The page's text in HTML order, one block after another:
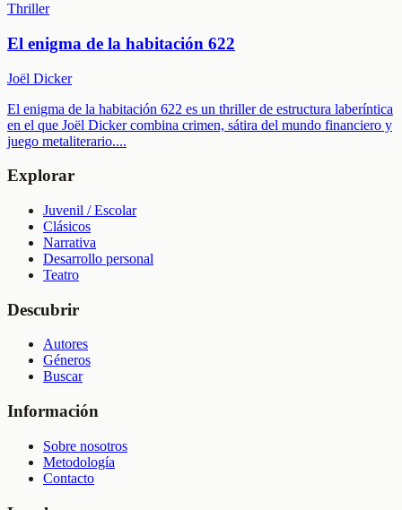
Thriller
El enigma de la habitación 622
Joël Dicker
El enigma de la habitación 622 es un thriller de estructura laberíntica
en el que Joël Dicker combina crimen, sátira del mundo financiero y
juego metaliterario....
Explorar
Juvenil / Escolar
Clásicos
Narrativa
Desarrollo personal
Teatro
Descubrir
Autores
Géneros
Buscar
Información
Sobre nosotros
Metodología
Contacto